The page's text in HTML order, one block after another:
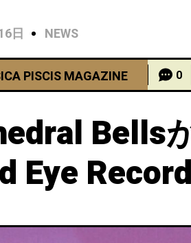
日
NEWS
PISCIS MAGAZINE 0
Bells
Eye